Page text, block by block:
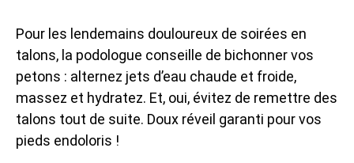
Pour les lendemains douloureux de soirées en
talons, la podologue conseille de bichonner vos
petons : alternez jets d’eau chaude et froide,
massez et hydratez. Et, oui, évitez de remettre des
talons tout de suite. Doux réveil garanti pour vos
pieds endoloris !